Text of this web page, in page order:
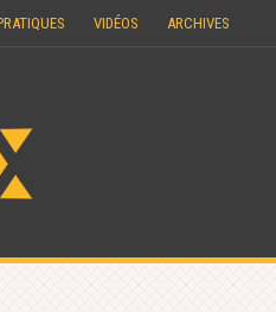
VIDÉOS ARCHIVES